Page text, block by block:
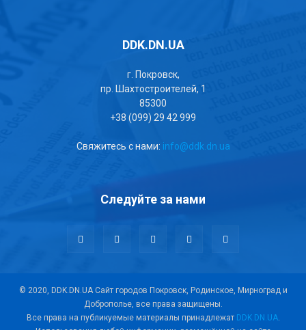
DDK.DN.UA
г. Покровск,
пр. Шахтостроителей, 1
85300
+38 (099) 29 42 999
Свяжитесь с нами: info@ddk.dn.ua
Следуйте за нами
© 2020, DDK.DN.UA Сайт городов Покровск, Родинское, Мирноград и
Доброполье, все права защищены.
Все права на публикуемые материалы принадлежат DDK.DN.UA.